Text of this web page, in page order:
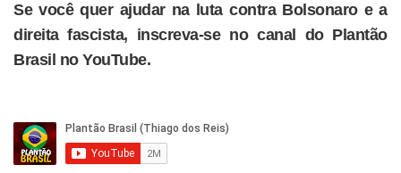
Se você quer ajudar na luta contra Bolsonaro e a
direita fascista, inscreva-se no canal do Plantão
Brasil no YouTube.